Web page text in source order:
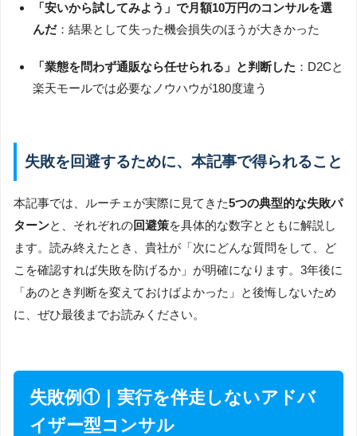
「安いから試してみよう」で月額10万円のコンサルを選
んだ：結果として失った機会損失のほうが大きかった
「業態を問わず通販なら任せられる」と判断した ：D2Cと
楽天モールでは必要なノウハウが180度違う
失敗を回避するために、本記事で得られること
本記事では、ルーチェが実際に見てきた5つの典型的な失敗パ
ターンと、それぞれの回避策を具体的な数字とともに解説し
ます。読み終えたとき、貴社が「次にどんな質問をして、ど
こを確認すれば失敗を防げるか」が明確になります。3年後に
「あのとき判断を変えておけばよかった」と後悔しないため
に、ぜひ最後までお読みください。
失敗例①｜実行を伴走しないアドバ
イザー型コンサル